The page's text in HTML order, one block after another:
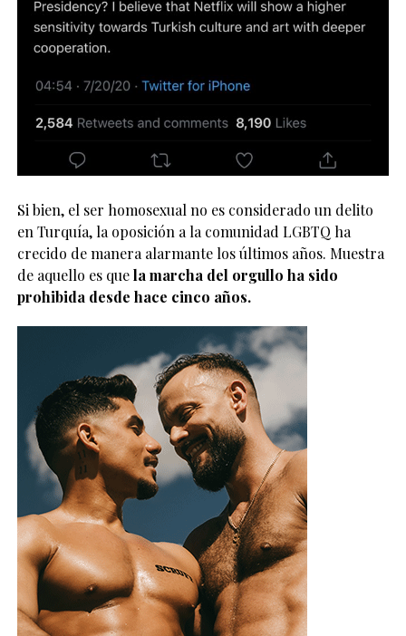
Si bien, el ser homosexual no es considerado un delito
en Turquía, la oposición a la comunidad LGBTQ ha
crecido de manera alarmante los últimos años. Muestra
de aquello es quela marcha del orgullo ha sido
prohibida desde hace cinco años.